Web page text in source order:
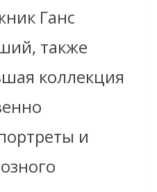
Ганс
также
коллекция
и